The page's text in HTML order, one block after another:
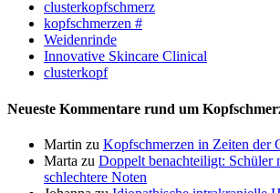
clusterkopfschmerz
kopfschmerzen #
Weidenrinde
Innovative Skincare Clinical
clusterkopf
Neueste Kommentare rund um
Martin zu Kopfschmerzen in Zeiten der
Marta zu Doppelt benachteiligt: Schüler
schlechtere Noten